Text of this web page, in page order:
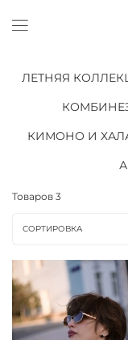
ЛЕТНЯЯ
КИМОНО И
Товаров 3
СОРТИРОВКА